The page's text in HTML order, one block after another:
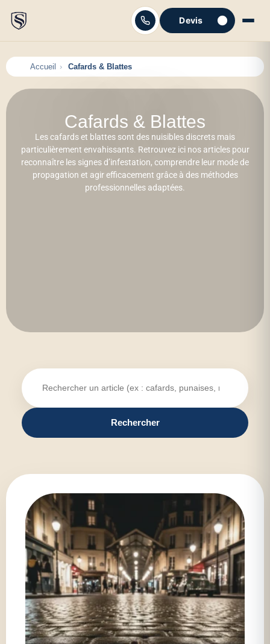
Devis
Accueil Cafards & Blattes
Cafards & Blattes
Les cafards et blattes sont des nuisibles discrets mais
particulièrement envahissants. Retrouvez ici nos articles pour
reconnaître les signes d’infestation, comprendre leur mode de
propagation et agir efficacement grâce à des méthodes
professionnelles adaptées.
Rechercher